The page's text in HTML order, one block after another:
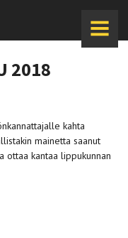
MENU
2018
kahta
mainetta saanut
ottaa kantaa lippukunnan